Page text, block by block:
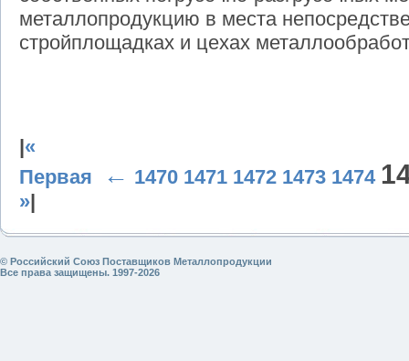
металлопродукцию в места
стройплощадках и цехах
«
Первая
← 1470 1471 1472 1473 1474
»
© Российский Союз Поставщиков Металлопродукции
Все права защищены. 1997-2026